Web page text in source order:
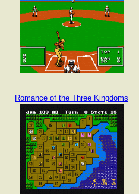
Romance of the Three Kingdoms